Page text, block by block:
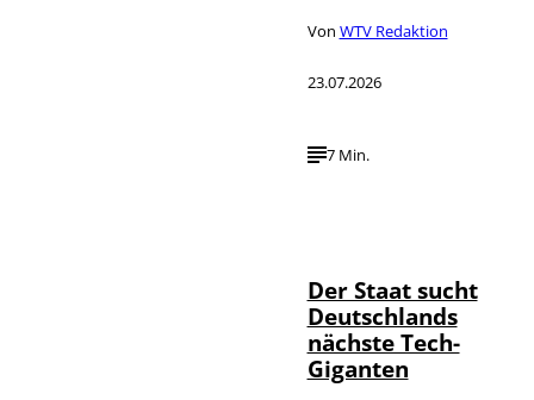
Von WTV Redaktion
23.07.2026
7 Min.
Der Staat sucht
Deutschlands
nächste Tech-
Giganten